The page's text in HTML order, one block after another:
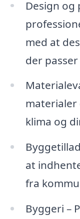
Design og
med at
der
materialer
klima og
at
fra
Byggeri –